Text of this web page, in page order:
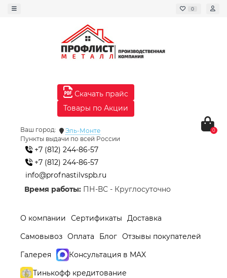
0
Скачать прайс
Товары по Акции
Ваш город:
Эль-Монте
Пункты выдачи по всей России
+7 (812) 244-86-57
+7 (812) 244-86-57
info@profnastilvspb.ru
Время работы: ПН-ВС - Круглосуточно
0
О компании Сертификаты
Доставка
Самовывоз Оплата Блог Отзывы покупателей
Галерея
Консультация в MAX
Тинькофф кредитование